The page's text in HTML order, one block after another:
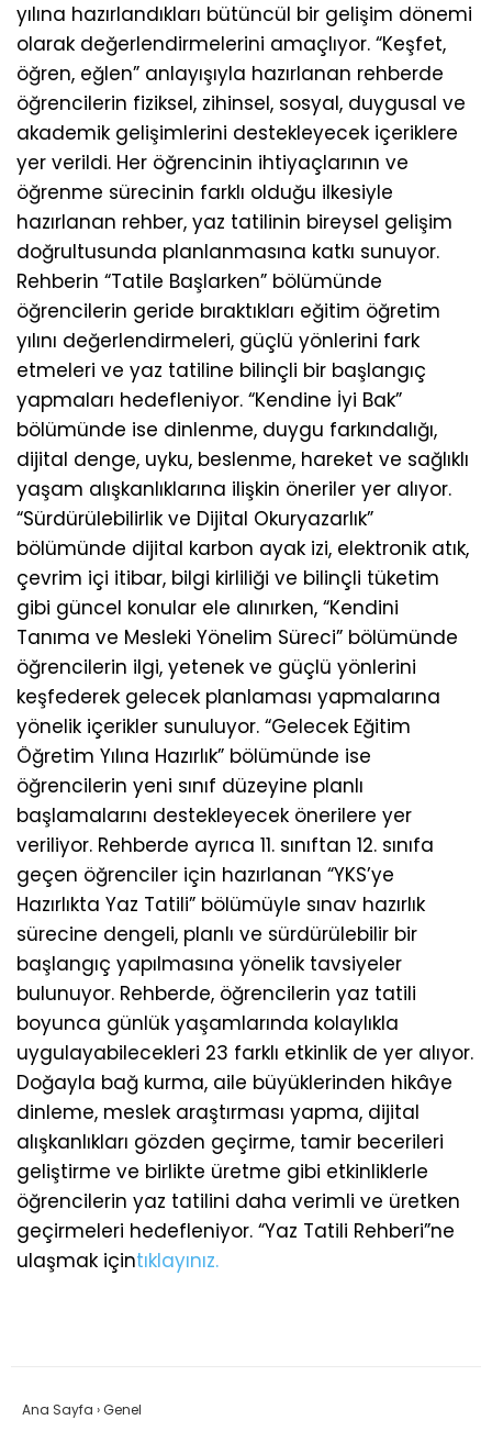
yılına hazırlandıkları bütüncül bir gelişim dönemi
olarak değerlendirmelerini amaçlıyor. “Keşfet,
öğren, eğlen” anlayışıyla hazırlanan rehberde
öğrencilerin fiziksel, zihinsel, sosyal, duygusal ve
akademik gelişimlerini destekleyecek içeriklere
yer verildi. Her öğrencinin ihtiyaçlarının ve
öğrenme sürecinin farklı olduğu ilkesiyle
hazırlanan rehber, yaz tatilinin bireysel gelişim
doğrultusunda planlanmasına katkı sunuyor.
Rehberin “Tatile Başlarken” bölümünde
öğrencilerin geride bıraktıkları eğitim öğretim
yılını değerlendirmeleri, güçlü yönlerini fark
etmeleri ve yaz tatiline bilinçli bir başlangıç
yapmaları hedefleniyor. “Kendine İyi Bak”
bölümünde ise dinlenme, duygu farkındalığı,
dijital denge, uyku, beslenme, hareket ve sağlıklı
yaşam alışkanlıklarına ilişkin öneriler yer alıyor.
“Sürdürülebilirlik ve Dijital Okuryazarlık”
bölümünde dijital karbon ayak izi, elektronik atık,
çevrim içi itibar, bilgi kirliliği ve bilinçli tüketim
gibi güncel konular ele alınırken, “Kendini
Tanıma ve Mesleki Yönelim Süreci” bölümünde
öğrencilerin ilgi, yetenek ve güçlü yönlerini
keşfederek gelecek planlaması yapmalarına
yönelik içerikler sunuluyor. “Gelecek Eğitim
Öğretim Yılına Hazırlık” bölümünde ise
öğrencilerin yeni sınıf düzeyine planlı
başlamalarını destekleyecek önerilere yer
veriliyor. Rehberde ayrıca 11. sınıftan 12. sınıfa
geçen öğrenciler için hazırlanan “YKS’ye
Hazırlıkta Yaz Tatili” bölümüyle sınav hazırlık
sürecine dengeli, planlı ve sürdürülebilir bir
başlangıç yapılmasına yönelik tavsiyeler
bulunuyor. Rehberde, öğrencilerin yaz tatili
boyunca günlük yaşamlarında kolaylıkla
uygulayabilecekleri 23 farklı etkinlik de yer alıyor.
Doğayla bağ kurma, aile büyüklerinden hikâye
dinleme, meslek araştırması yapma, dijital
alışkanlıkları gözden geçirme, tamir becerileri
geliştirme ve birlikte üretme gibi etkinliklerle
öğrencilerin yaz tatilini daha verimli ve üretken
geçirmeleri hedefleniyor. “Yaz Tatili Rehberi”ne
ulaşmak içintıklayınız.
Ana Sayfa ›Genel